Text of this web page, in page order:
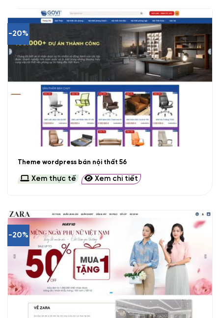
-20%
Theme wordpress bán nội thất 56
Xem thực tế Xem chi tiết
-20%